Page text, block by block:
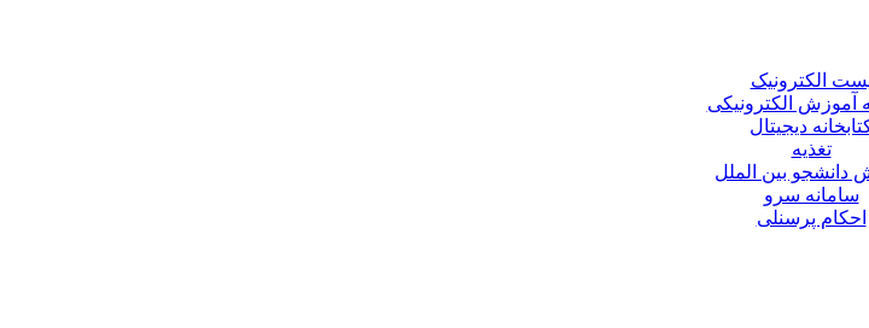
الکترونیک
آموزش الکترونیکی
دیجیتال
تغذیه
دانشجو بین الملل
سامانه سرو
احکام پرسنلی